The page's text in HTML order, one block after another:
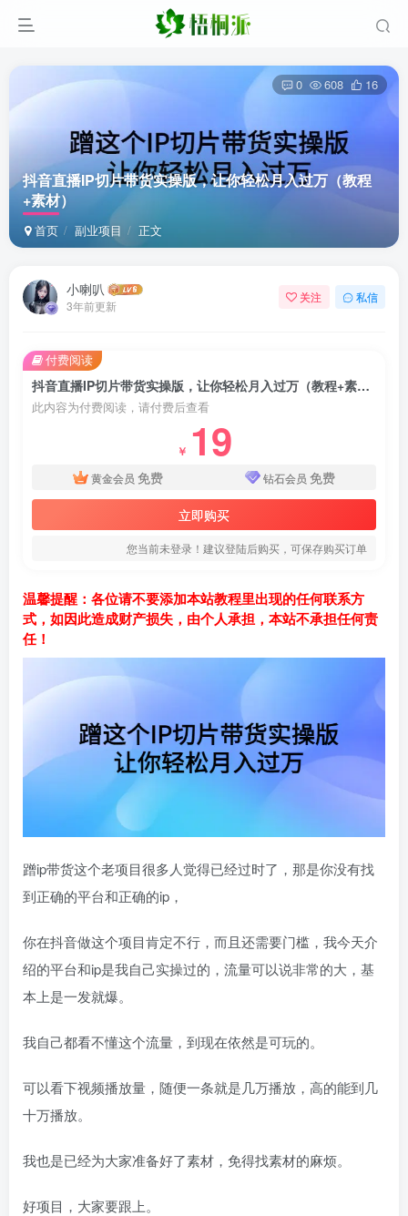
抖音直播IP切片带货实操版，让你轻松月入过万（教程
+素材）
首页 副业项目 正文
0 608 16
小喇叭
3年前更新
关注 私信
抖音直播IP切片带货实操版，让你轻松月入过万（教程+素材）
此内容为付费阅读，请付费后查看
￥ 19
黄金会员 免费 钻石会员 免费
立即购买
您当前未登录！建议登陆后购买，可保存购买订单
付费阅读
温馨提醒：各位请不要添加本站教程里出现的任何联系方
式，如因此造成财产损失，由个人承担，本站不承担任何责
任！
蹭ip带货这个老项目很多人觉得已经过时了，那是你没有找
到正确的平台和正确的ip，
你在抖音做这个项目肯定不行，而且还需要门槛，我今天介
绍的平台和ip是我自己实操过的，流量可以说非常的大，基
本上是一发就爆。
我自己都看不懂这个流量，到现在依然是可玩的。
可以看下视频播放量，随便一条就是几万播放，高的能到几
十万播放。
我也是已经为大家准备好了素材，免得找素材的麻烦。
好项目，大家要跟上。